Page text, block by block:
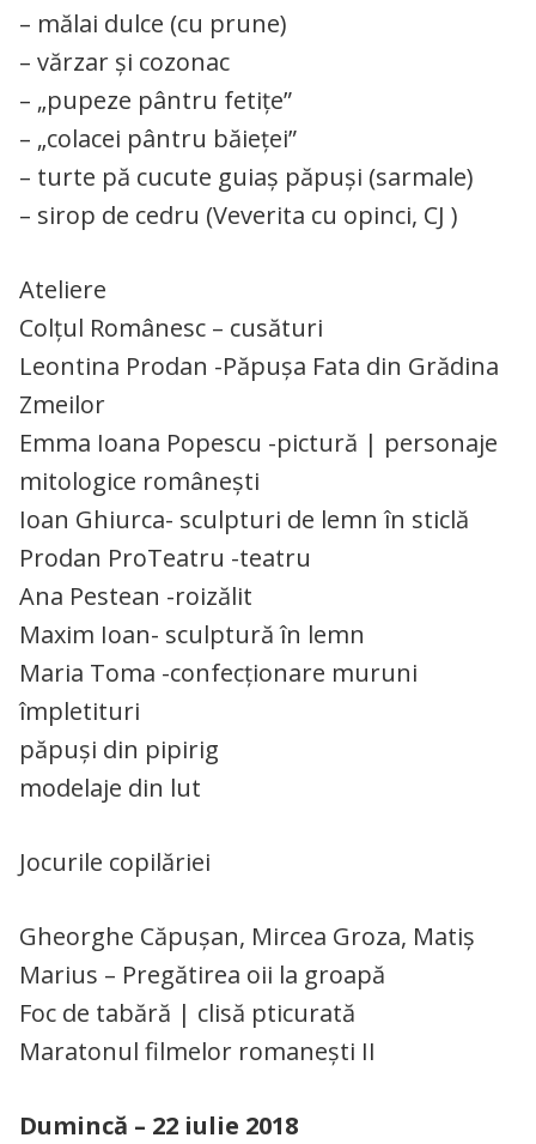
– mălai dulce (cu prune)
– vărzar și cozonac
– „pupeze pântru fetițe”
– „colacei pântru băieței”
– turte pă cucute guiaș păpuși (sarmale)
– sirop de cedru (Veverita cu opinci, CJ )
Ateliere
Colțul Românesc – cusături
Leontina Prodan -Păpușa Fata din Grădina
Zmeilor
Emma Ioana Popescu -pictură | personaje
mitologice românești
Ioan Ghiurca- sculpturi de lemn în sticlă
Prodan ProTeatru -teatru
Ana Pestean -roizălit
Maxim Ioan- sculptură în lemn
Maria Toma -confecționare muruni
împletituri
păpuși din pipirig
modelaje din lut
Jocurile copilăriei
Gheorghe Căpușan, Mircea Groza, Matiș
Marius – Pregătirea oii la groapă
Foc de tabără | clisă pticurată
Maratonul filmelor romanești II
Dumincă – 22 iulie 2018